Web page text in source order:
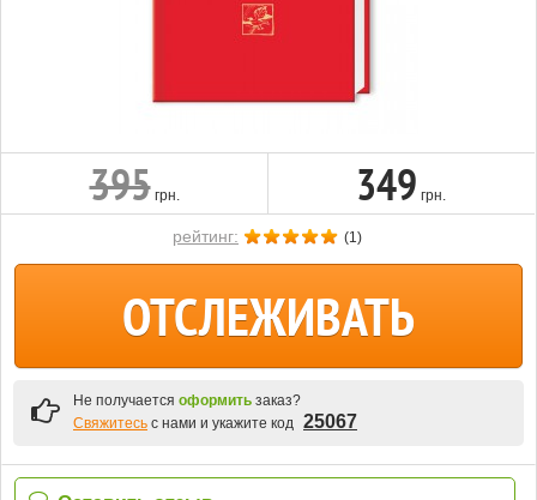
395 грн. 349 грн.
рейтинг: (1)
ОТСЛЕЖИВАТЬ
Не получается оформить заказ?
Свяжитесь с нами и укажите код 25067